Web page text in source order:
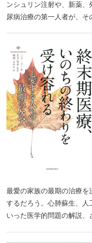
ンシュリン注射や、新薬
尿病治療の第一人者が、そ
最愛の家族の最期の治療
するだろう。心肺蘇生、人
いった医学的問題の解説、